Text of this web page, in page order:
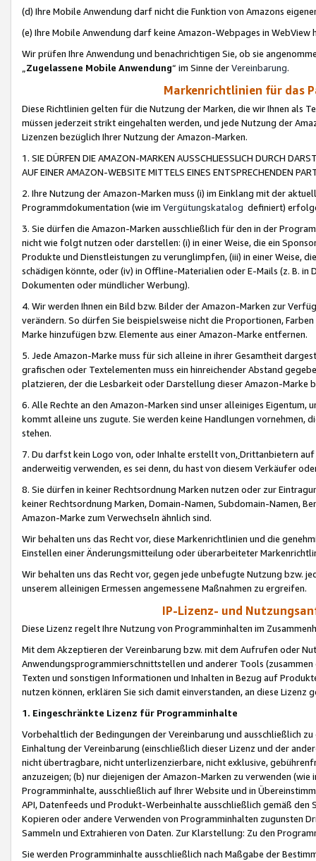
(d) Ihre Mobile Anwendung darf nicht die Funktion von Amazons
(e) Ihre Mobile Anwendung darf keine Amazon-Webpages in WebView
Wir prüfen Ihre Anwendung und benachrichtigen Sie, ob sie
„Zugelassene Mobile Anwendung“ im Sinne derVereinbarung.
Markenrichtlinien für das
Diese Richtlinien gelten für die Nutzung der Marken, die wir Ihnen als
müssen jederzeit strikt eingehalten werden, und jede Nutzung der
Lizenzen bezüglich Ihrer Nutzung der Amazon-Marken.
1. SIE DÜRFEN DIE AMAZON-MARKEN AUSSCHLIESSLICH DURCH
AUF EINER AMAZON-WEBSITE MITTELS EINES ENTSPRECHENDEN
2. Ihre Nutzung der Amazon-Marken muss (i) im Einklang mit der
Programmdokumentation (wie im Vergütungskatalog definiert)
3. Sie dürfen die Amazon-Marken ausschließlich für den in der
nicht wie folgt nutzen oder darstellen: (i) in einer Weise, die ein
Produkte und Dienstleistungen zu verunglimpfen, (iii) in einer Weise,
schädigen könnte, oder (iv) in Offline-Materialien oder E-Mails (z. B. in
Dokumenten oder mündlicher Werbung).
4. Wir werden Ihnen ein Bild bzw. Bilder der Amazon-Marken zur
verändern. So dürfen Sie beispielsweise nicht die Proportionen,
Marke hinzufügen bzw. Elemente aus einer Amazon-Marke entfernen.
5. Jede Amazon-Marke muss für sich alleine in ihrer Gesamtheit
grafischen oder Textelementen muss ein hinreichender Abstand
platzieren, der die Lesbarkeit oder Darstellung dieser Amazon-Marke
6. Alle Rechte an den Amazon-Marken sind unser alleiniges
kommt alleine uns zugute. Sie werden keine Handlungen vornehmen,
stehen.
7. Du darfst kein Logo von, oder Inhalte erstellt von,Drittanbietern auf
anderweitig verwenden, es sei denn, du hast von diesem Verkäufer
8. Sie dürfen in keiner Rechtsordnung Marken nutzen oder zur
keiner Rechtsordnung Marken, Domain-Namen, Subdomain-Namen,
Amazon-Marke zum Verwechseln ähnlich sind.
Wir behalten uns das Recht vor, diese Markenrichtlinien und die
Einstellen einer Änderungsmitteilung oder überarbeiteter
Wir behalten uns das Recht vor, gegen jede unbefugte Nutzung bzw.
unserem alleinigen Ermessen angemessene Maßnahmen zu ergreifen.
IP-Lizenz- und
Diese Lizenz regelt Ihre Nutzung von Programminhalten im
Mit dem Akzeptieren der Vereinbarung bzw. mit dem Aufrufen oder
Anwendungsprogrammierschnittstellen und anderer Tools (zusammen
Texten und sonstigen Informationen und Inhalten in Bezug auf
nutzen können, erklären Sie sich damit einverstanden, an diese Lizenz
1. Eingeschränkte Lizenz für Programminhalte
Vorbehaltlich der Bedingungen der Vereinbarung und ausschließlich
Einhaltung der Vereinbarung (einschließlich dieser Lizenz und der
nicht übertragbare, nicht unterlizenzierbare, nicht exklusive,
anzuzeigen; (b) nur diejenigen der Amazon-Marken zu verwenden
Programminhalte, ausschließlich auf Ihrer Website und in
API, Datenfeeds und Produkt-Werbeinhalte ausschließlich gemäß
Kopieren oder andere Verwenden von Programminhalten zugunsten
Sammeln und Extrahieren von Daten. Zur Klarstellung: Zu den
Sie werden Programminhalte ausschließlich nach Maßgabe der